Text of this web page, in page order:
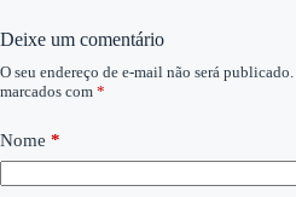
Deixe um comentário
O seu endereço de e-mail não será publicado.
marcados com *
Nome *